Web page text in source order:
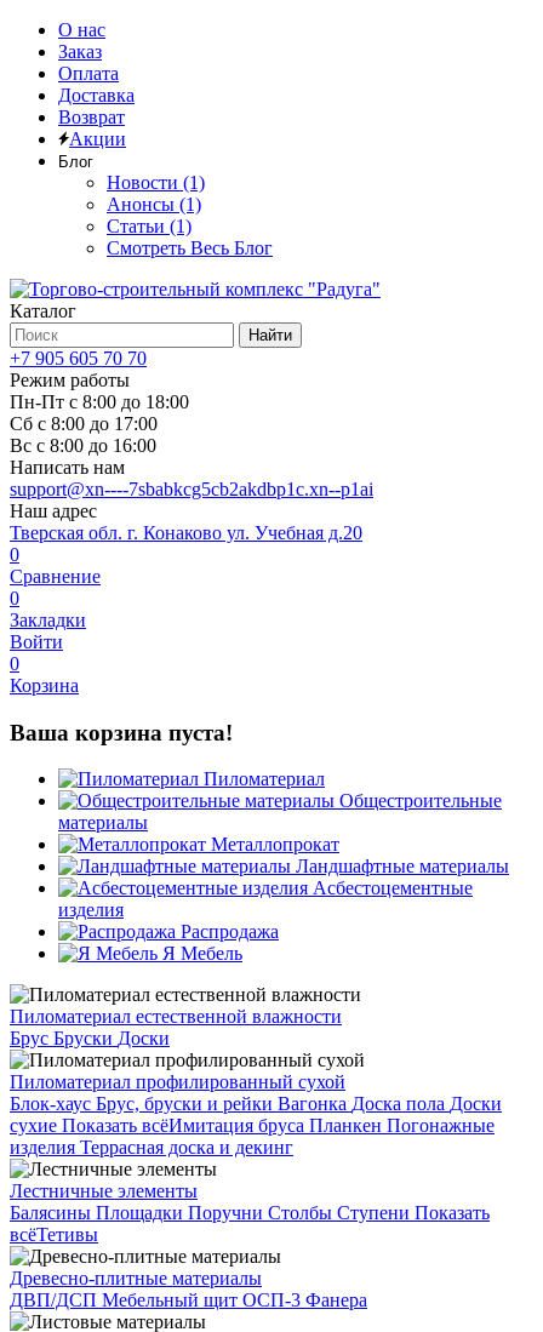
О нас
Заказ
Оплата
Доставка
Возврат
Акции
Блог
Новости (1)
Анонсы (1)
Статьи (1)
Смотреть Весь Блог
Каталог
Найти
+7 905 605 70 70
Режим работы
Пн-Пт с 8:00 до 18:00
Сб с 8:00 до 17:00
Вс с 8:00 до 16:00
Написать нам
support@xn----7sbabkcg5cb2akdbp1c.xn--p1ai
Наш адрес
Тверская обл. г. Конаково ул. Учебная д.20
0
Сравнение
0
Закладки
Войти
0
Корзина
Ваша корзина пуста!
Пиломатериал
Общестроительные
материалы
Металлопрокат
Ландшафтные материалы
Асбестоцементные
изделия
Распродажа
Я Мебель
Пиломатериал естественной влажности
Брус Бруски Доски
Пиломатериал профилированный сухой
Блок-хаус Брус, бруски и рейки Вагонка Доска пола Доски
сухие Показать всёИмитация бруса Планкен Погонажные
изделия Террасная доска и декинг
Лестничные элементы
Балясины Площадки Поручни Столбы Ступени Показать
всёТетивы
Древесно-плитные материалы
ДВП/ДСП Мебельный щит ОСП-3 Фанера